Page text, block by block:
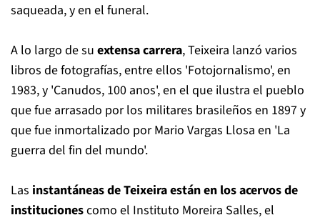
saqueada, y en el funeral.
A lo largo de su extensa carrera, Teixeira lanzó varios
libros de fotografías, entre ellos 'Fotojornalismo', en
1983, y 'Canudos, 100 anos', en el que ilustra el pueblo
que fue arrasado por los militares brasileños en 1897 y
que fue inmortalizado por Mario Vargas Llosa en 'La
guerra del fin del mundo'.
Las instantáneas de Teixeira están en los acervos de
institucionescomo el Instituto Moreira Salles, el